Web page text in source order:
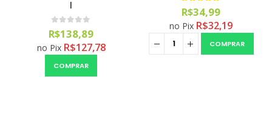
l
0out of 5
R$138,89
no Pix R$127,78
COMPRAR
5.00 out of 5
R$34,99
no Pix R$32,19
COMPRAR